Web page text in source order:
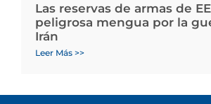
Las reservas de armas de
peligrosa mengua por la
Irán
Leer Más >>